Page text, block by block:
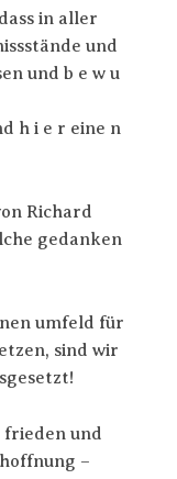
in aller
und
und b e w u
h i e r eine n
Richard
gedanken
umfeld für
sind wir
und
–